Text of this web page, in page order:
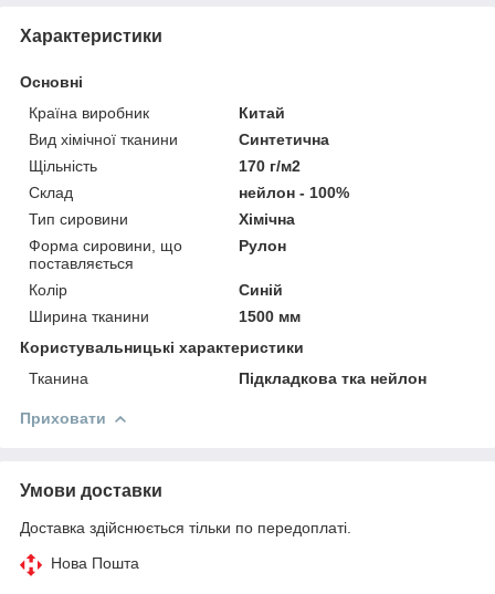
Характеристики
Основні
Країна виробник
Китай
Вид хімічної тканини
Синтетична
Щільність
170 г/м2
Склад
нейлон - 100%
Тип сировини
Хімічна
Форма сировини, що
поставляється
Рулон
Колір
Синій
Ширина тканини
1500 мм
Користувальницькі характеристики
Тканина
Підкладкова тка нейлон
Приховати
Умови доставки
Доставка здійснюється тільки по передоплаті.
Нова Пошта